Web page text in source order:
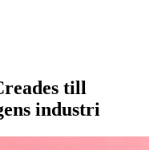
till
industri